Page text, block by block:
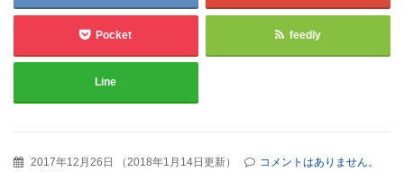
Pocket feedly
Line
2017年12月26日 （2018年1月14日更新）
コメントはありません。